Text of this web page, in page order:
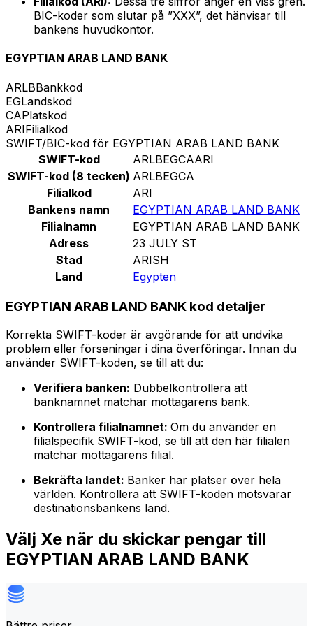
BIC-koder som slutar på ”XXX”, det hänvisar till
bankens huvudkontor.
EGYPTIAN ARAB LAND BANK
ARLBBankkod
EGLandskod
CAPlatskod
ARIFilialkod
SWIFT/BIC-kod för EGYPTIAN ARAB LAND BANK
SWIFT-kod
ARLBEGCAARI
SWIFT-kod (8 tecken) ARLBEGCA
Filialkod
ARI
Bankens namn
EGYPTIAN ARAB LAND BANK
Filialnamn
EGYPTIAN ARAB LAND BANK
Adress
23 JULY ST
Stad
ARISH
Land
Egypten
EGYPTIAN ARAB LAND BANK kod detaljer
Korrekta SWIFT-koder är avgörande för att undvika
problem eller förseningar i dina överföringar. Innan du
använder SWIFT-koden, se till att du:
Verifiera banken: Dubbelkontrollera att
banknamnet matchar mottagarens bank.
Kontrollera filialnamnet: Om du använder en
filialspecifik SWIFT-kod, se till att den här filialen
matchar mottagarens filial.
Bekräfta landet: Banker har platser över hela
världen. Kontrollera att SWIFT-koden motsvarar
destinationsbankens land.
Välj Xe när du skickar pengar till
EGYPTIAN ARAB LAND BANK